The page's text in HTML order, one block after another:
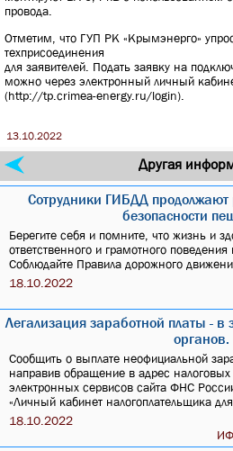
провода.
Отметим, что ГУП РК «Крымэнерго»
техприсоединения
для заявителей. Подать заявку на
можно через электронный личный
(http://tp.crimea-energy.ru/login).
13.10.2022
Другая
Сотрудники ГИБДД
безопасности
Берегите себя и помните, что жизнь и
ответственного и грамотного поведения
Соблюдайте Правила дорожного
18.10.2022
Легализация заработной платы -
органов.
Сообщить о выплате неофициальной
направив обращение в адрес
электронных сервисов сайта ФНС
«Личный кабинет налогоплательщика
18.10.2022